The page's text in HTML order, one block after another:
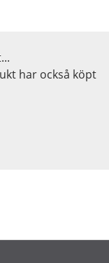
har också köpt